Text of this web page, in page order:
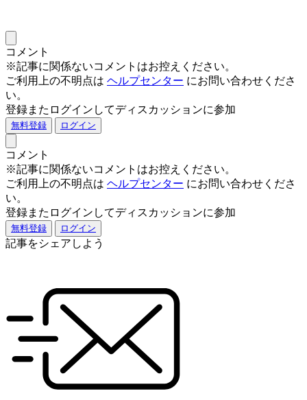
コメント
※記事に関係ないコメントはお控えください。
ご利用上の不明点は ヘルプセンター にお問い合わせくださ
い。
登録またログインしてディスカッションに参加
無料登録 ログイン
コメント
※記事に関係ないコメントはお控えください。
ご利用上の不明点は ヘルプセンター にお問い合わせくださ
い。
登録またログインしてディスカッションに参加
無料登録 ログイン
記事をシェアしよう